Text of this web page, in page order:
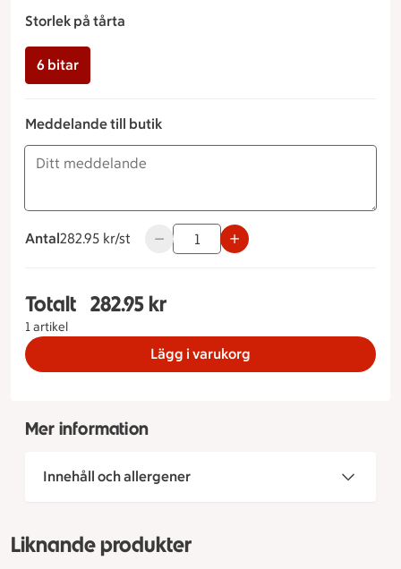
Storlek på tårta
6 bitar
Meddelande till butik
Antal
282.95 kronor styck
282.95 kr/st Använd knapparna för att minska
Totalt
1 artikel
Totalt 1 stycken Smörgåstårta Orginal Storlek
282.95 kr
Lägg i varukorg
Mer information
Innehåll och allergener
Liknande produkter